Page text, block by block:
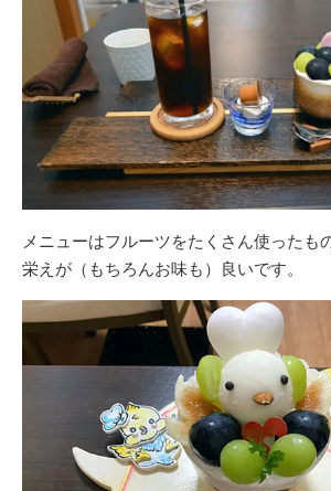
メニューはフルーツをたくさん使ったも
栄えが（もちろんお味も）良いです。